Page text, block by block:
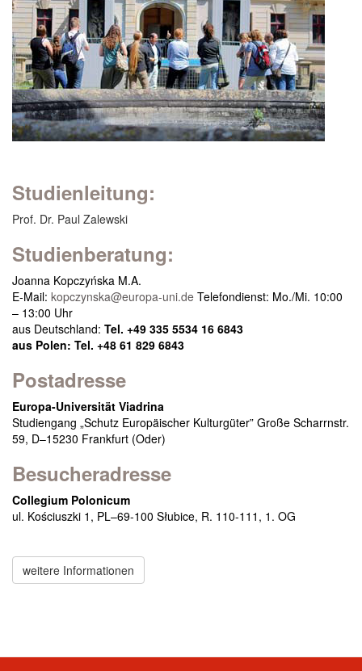
Studienleitung:
Prof. Dr. Paul Zalewski
Studienberatung:
Joanna Kopczyńska M.A.
E-Mail: kopczynska@europa-uni.de Telefondienst: Mo./Mi. 10:00
– 13:00 Uhr
aus Deutschland: Tel. +49 335 5534 16 6843
aus Polen: Tel. +48 61 829 6843
Postadresse
Europa-Universität Viadrina
Studiengang „Schutz Europäischer Kulturgüter” Große Scharrnstr.
59, D–15230 Frankfurt (Oder)
Besucheradresse
Collegium Polonicum
ul. Kościuszki 1, PL–69-100 Słubice, R. 110-111, 1. OG
weitere Informationen